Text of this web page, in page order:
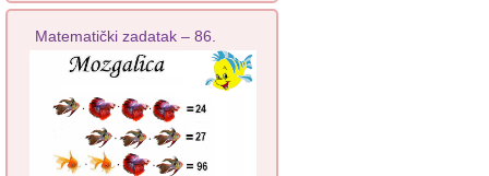
Matematički zadatak – 86.